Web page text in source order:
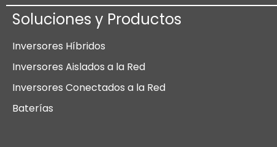
Soluciones y Productos
Inversores Híbridos
Inversores Aislados a la Red
Inversores Conectados a la Red
Baterías